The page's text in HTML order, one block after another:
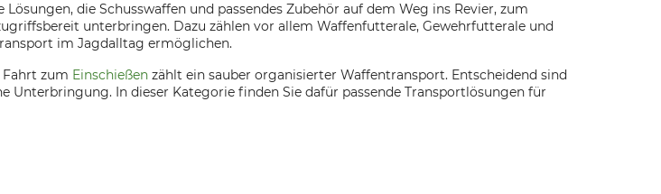
die Schusswaffen und passendes Zubehör auf dem Weg ins Revier, zum
unterbringen. Dazu zählen vor allem Waffenfutterale, Gewehrfutterale und
im Jagdalltag ermöglichen.
Fahrt zum Einschießen zählt ein sauber organisierter Waffentransport. Entscheidend sind
In dieser Kategorie finden Sie dafür passende Transportlösungen für